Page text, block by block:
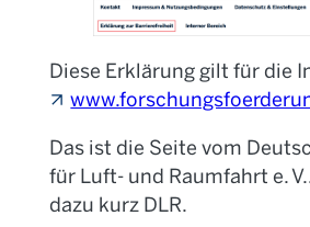
Diese Erklärung gilt für die
Das ist die Seite vom
für Luft- und Raumfahrt e.
dazu kurz DLR.